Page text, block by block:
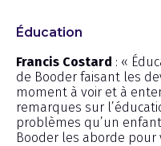
Éducation
Francis Costard : «
de Booder faisant les
moment à voir et à
remarques sur
problèmes qu’un
Booder les aborde pour